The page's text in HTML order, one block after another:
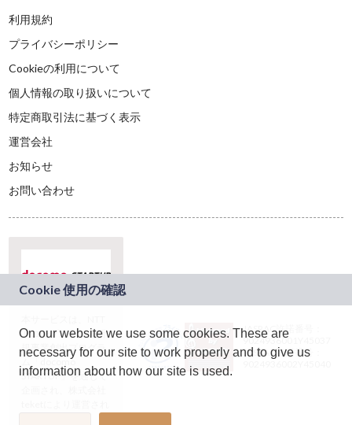
利用規約
プライバシーポリシー
Cookieの利用について
個人情報の取り扱いについて
特定商取引法に基づく表示
運営会社
お知らせ
お問い合わせ
ドコモグループの新
規事業創出プログラ
ム「docomo
STARTUP」を通じて
JASRAC許諾番号：
9024936001Y45037
JASRAC許諾番号：
On our website we use some cookies. These are
necessary for our site to work properly and to give us
information about how our site is used.